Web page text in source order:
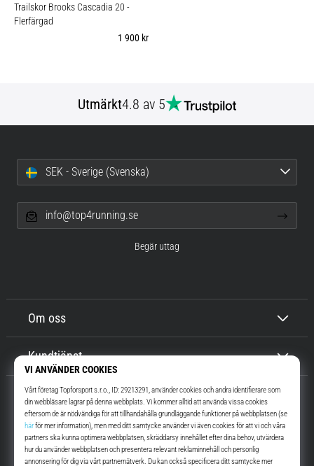
Trailskor Brooks Cascadia 20 -
Flerfärgad
1 900 kr
Utmärkt4.8 av 5
Top4Running.se
I mer än 16 år vi har vi motiverat dig att gå ut och springa. Snabbare. Med
Om oss
Kundtjänst
SEK - Sverige (Svenska)
info@top4running.se
Begär uttag